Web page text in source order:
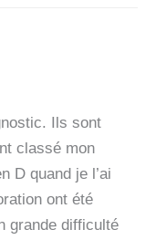
Ils sont
classé mon
D quand je l’ai
ont été
grande difficulté